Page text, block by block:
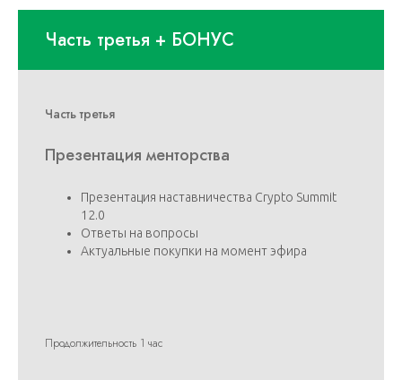
Часть третья + БОНУС
Часть третья
Презентация менторства
Презентация наставничества Crypto Summit
12.0
Ответы на вопросы
Актуальные покупки на момент эфира
Продолжительность 1 час